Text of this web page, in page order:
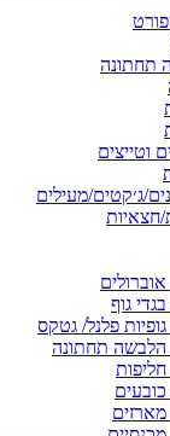
תחתונה
וטייצים
ג׳קטים/מעילים
חצאיות
גוף
פלנל/ גטקס
הלבשה תחתונה